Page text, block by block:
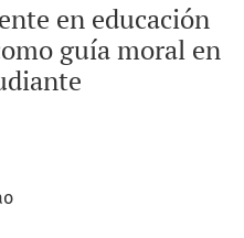
en educación
guía moral en